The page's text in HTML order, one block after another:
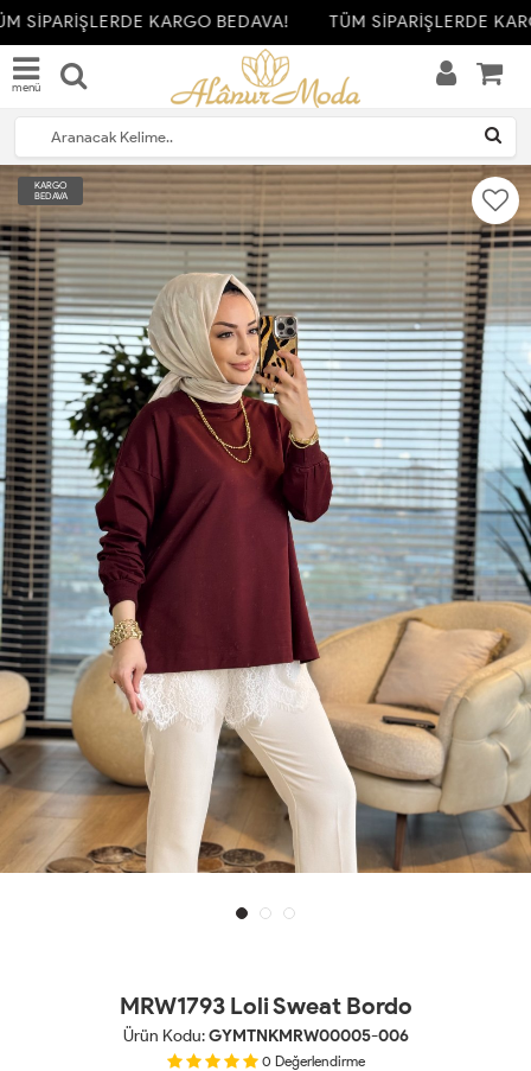
SİPARİŞLERDE KARGO BEDAVA! TÜM SİPARİŞLERDE
menü
KARGO
BEDAVA
MRW1793 Loli Sweat Bordo
Ürün Kodu:GYMTNKMRW00005-006
0 Değerlendirme